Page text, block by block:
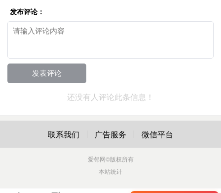
发布评论：
还没有人评论此条信息！
联系我们 广告服务 微信平台
爱邻网©版权所有
本站统计